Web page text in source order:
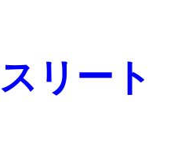
リート